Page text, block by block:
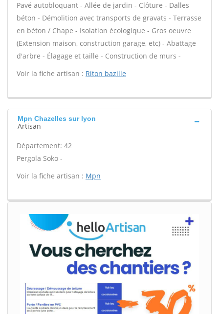
Pavé autobloquant - Allée de jardin - Clôture - Dalles
béton - Démolition avec transports de gravats - Terrasse
en béton / Chape - Isolation écologique - Gros oeuvre
(Extension maison, construction garage, etc) - Abattage
d'arbre - Élagage et taille - Construction de murs -
Voir la fiche artisan : Riton bazille
Mpn Chazelles sur lyon
Artisan
Département: 42
Pergola Soko -
Voir la fiche artisan : Mpn